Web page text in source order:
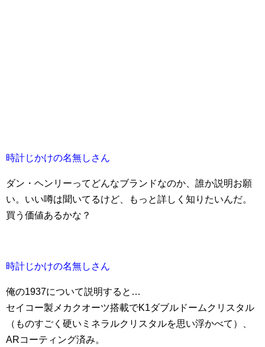
時計じかけの名無しさん
ダン・ヘンリーってどんなブランドなのか、誰か説明お願
い。いい噂は聞いてるけど、もっと詳しく知りたいんだ。
買う価値あるかな？
時計じかけの名無しさん
俺の1937について説明すると…
セイコー製メカクオーツ搭載でK1ダブルドームクリスタル
（ものすごく硬いミネラルクリスタルを思い浮かべて）、
ARコーティング済み。